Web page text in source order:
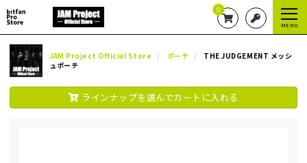
0
MENU
JAM Project Official Store ポーチ
THE JUDGEMENT メッシ
ュポーチ
ラインナップを選んでカートに入れる